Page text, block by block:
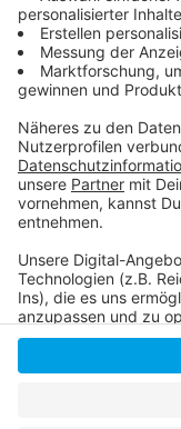
Unser Corona-
Unsere Fortuna-
Anzeige